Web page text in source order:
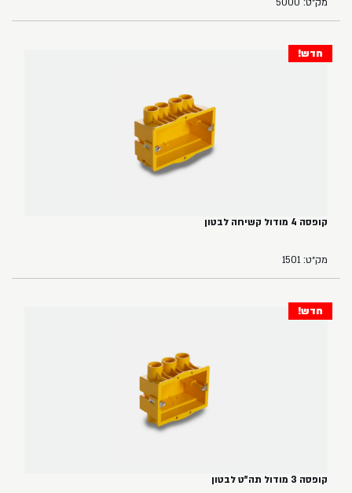
חדש!
קופסה 4 מודול קשיחה לבטון
מק״ט: 1501
חדש!
קופסה 3 מודול תה"ט לבטון